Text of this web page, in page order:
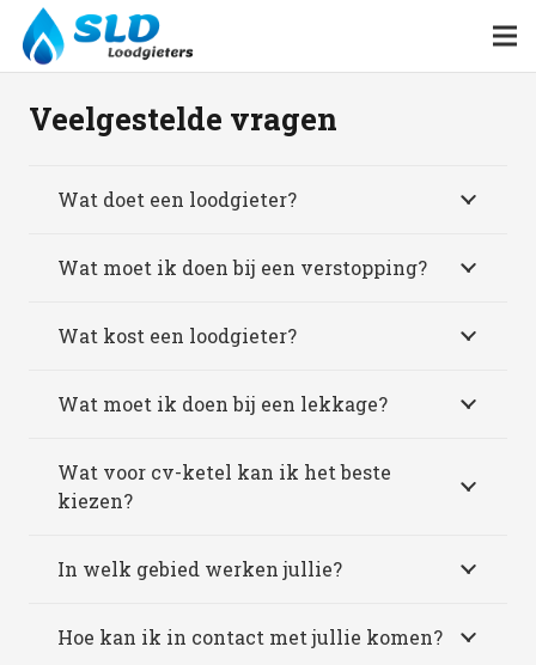
Veelgestelde vragen
Wat doet een loodgieter?
Wat moet ik doen bij een verstopping?
Wat kost een loodgieter?
Wat moet ik doen bij een lekkage?
Wat voor cv-ketel kan ik het beste
kiezen?
In welk gebied werken jullie?
Hoe kan ik in contact met jullie komen?